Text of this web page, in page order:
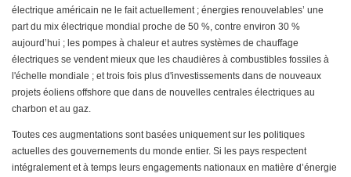
électrique américain ne le fait actuellement ; énergies renouvelables’ une
part du mix électrique mondial proche de 50 %, contre environ 30 %
aujourd’hui ; les pompes à chaleur et autres systèmes de chauffage
électriques se vendent mieux que les chaudières à combustibles fossiles à
l'échelle mondiale ; et trois fois plus d'investissements dans de nouveaux
projets éoliens offshore que dans de nouvelles centrales électriques au
charbon et au gaz.
Toutes ces augmentations sont basées uniquement sur les politiques
actuelles des gouvernements du monde entier. Si les pays respectent
intégralement et à temps leurs engagements nationaux en matière d’énergie